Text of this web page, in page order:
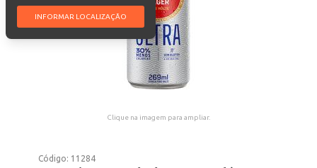
INFORMAR LOCALIZAÇÃO
Clique na imagem para ampliar.
Código: 11284